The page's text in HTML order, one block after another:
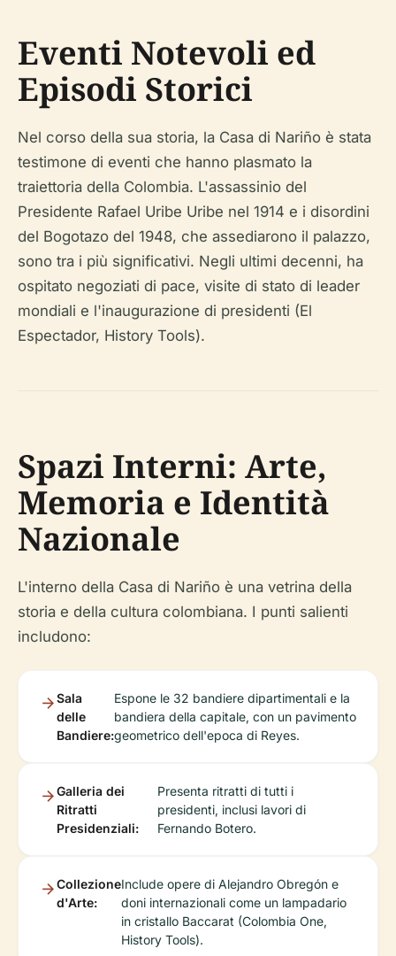
Eventi Notevoli ed
Episodi Storici
Nel corso della sua storia, la Casa di Nariño è stata
testimone di eventi che hanno plasmato la
traiettoria della Colombia. L'assassinio del
Presidente Rafael Uribe Uribe nel 1914 e i disordini
del Bogotazo del 1948, che assediarono il palazzo,
sono tra i più significativi. Negli ultimi decenni, ha
ospitato negoziati di pace, visite di stato di leader
mondiali e l'inaugurazione di presidenti (El
Espectador, History Tools).
Spazi Interni: Arte,
Memoria e Identità
Nazionale
L'interno della Casa di Nariño è una vetrina della
storia e della cultura colombiana. I punti salienti
includono:
Sala
delle
Bandiere:
Espone le 32 bandiere dipartimentali e la
bandiera della capitale, con un pavimento
geometrico dell'epoca di Reyes.
Galleria dei
Ritratti
Presidenziali:
Presenta ritratti di tutti i
presidenti, inclusi lavori di
Fernando Botero.
Collezione
d'Arte:
Include opere di Alejandro Obregón e
doni internazionali come un lampadario
in cristallo Baccarat (Colombia One,
History Tools).